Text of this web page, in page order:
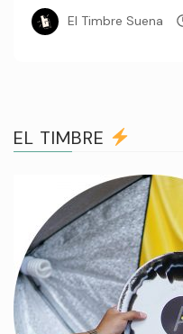
El Timbre Suena
EL TIMBRE